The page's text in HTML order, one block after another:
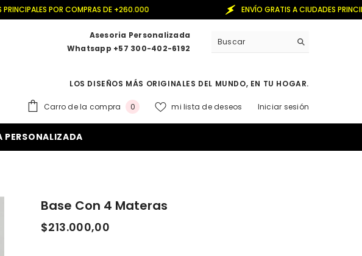
DE +260.000 ENVÍO GRATIS A CIUDADES PRINCIPALES POR
Asesoria Personalizada
Whatsapp +57 300-402-6192
LOS DISEÑOS MÁS ORIGINALES DEL MUNDO, EN TU HOGAR.
Carro de la compra 00
mi lista de deseos Iniciar sesión
PERSONALIZADA
Base Con 4 Materas
$213.000,00